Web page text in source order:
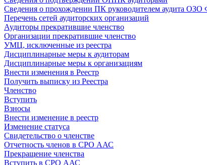
Сведения о прохождении ПК руководителем аудита ОЗО
Перечень сетей аудиторских организаций
Аудиторы прекратившие членство
Организации прекратившие членство
УМЦ, исключенные из реестра
Дисциплинарные меры к аудиторам
Дисциплинарные меры к организациям
Внести изменения в Реестр
Получить выписку из Реестра
Членство
Вступить
Взносы
Внести изменение в реестр
Изменение статуса
Свидетельство о членстве
Отчетность членов в СРО ААС
Прекращение членства
Вступить в СРО ААС